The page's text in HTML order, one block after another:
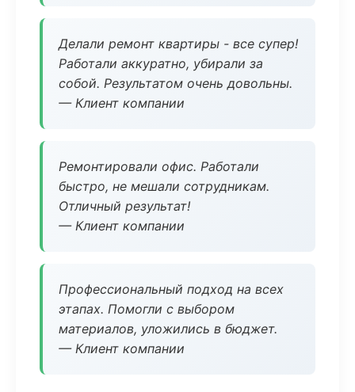
Делали ремонт квартиры - все супер!
Работали аккуратно, убирали за
собой. Результатом очень довольны.
— Клиент компании
Ремонтировали офис. Работали
быстро, не мешали сотрудникам.
Отличный результат!
— Клиент компании
Профессиональный подход на всех
этапах. Помогли с выбором
материалов, уложились в бюджет.
— Клиент компании